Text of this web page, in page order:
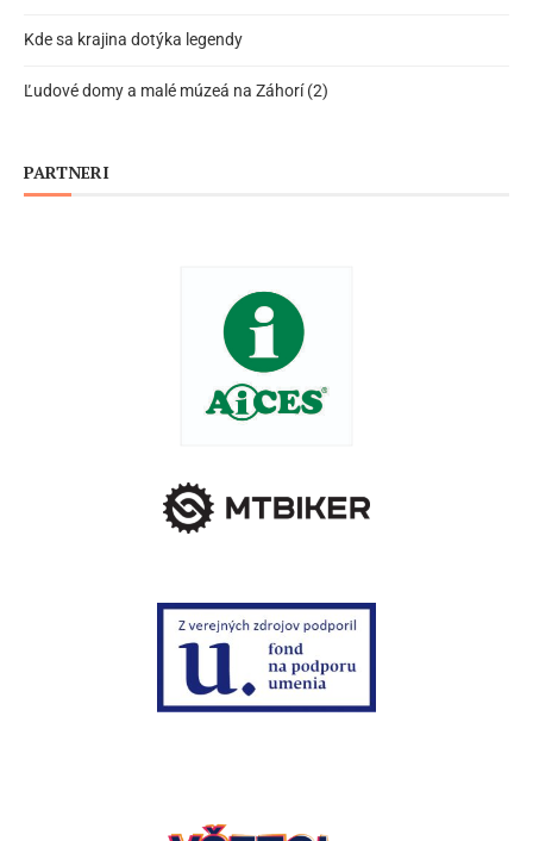
Kde sa krajina dotýka legendy
Ľudové domy a malé múzeá na Záhorí (2)
PARTNERI